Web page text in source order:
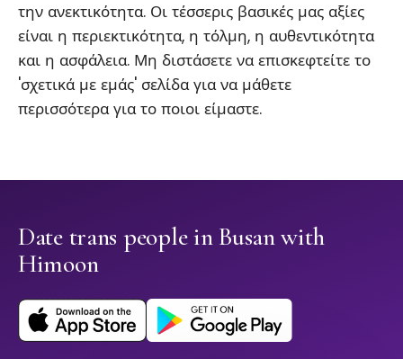
την ανεκτικότητα. Οι τέσσερις βασικές μας αξίες
είναι η περιεκτικότητα, η τόλμη, η αυθεντικότητα
και η ασφάλεια. Μη διστάσετε να επισκεφτείτε το
'σχετικά με εμάς' σελίδα για να μάθετε
περισσότερα για το ποιοι είμαστε.
Date trans people in Busan with
Himoon